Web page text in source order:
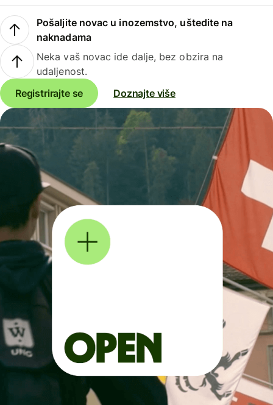
Pošaljite novac u inozemstvo, uštedite na
naknadama
Neka vaš novac ide dalje, bez obzira na
udaljenost.
Registrirajte se
Doznajte više